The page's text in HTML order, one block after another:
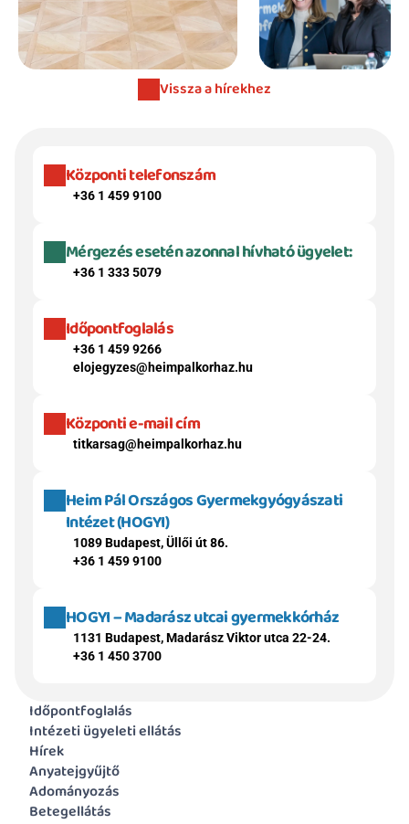
Vissza a hírekhez
Központi telefonszám
+36 1 459 9100
Mérgezés esetén azonnal hívható ügyelet:
+36 1 333 5079
Időpontfoglalás
+36 1 459 9266
elojegyzes@heimpalkorhaz.hu
Központi e-mail cím
titkarsag@heimpalkorhaz.hu
Heim Pál Országos Gyermekgyógyászati
Intézet (HOGYI)
1089 Budapest, Üllői út 86.
+36 1 459 9100
HOGYI – Madarász utcai gyermekkórház
1131 Budapest, Madarász Viktor utca 22-24.
+36 1 450 3700
Időpontfoglalás
Intézeti ügyeleti ellátás
Hírek
Anyatejgyűjtő
Adományozás
Betegellátás